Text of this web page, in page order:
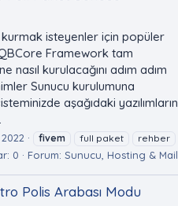
isteyenler için popüler
Framework tam
nasıl kurulacağını adım adım
Sunucu kurulumuna
aşağıdaki yazılımların
fivem full paket
rehber
0 Forum: Sunucu, Hosting & Mail
Polis Arabası Modu